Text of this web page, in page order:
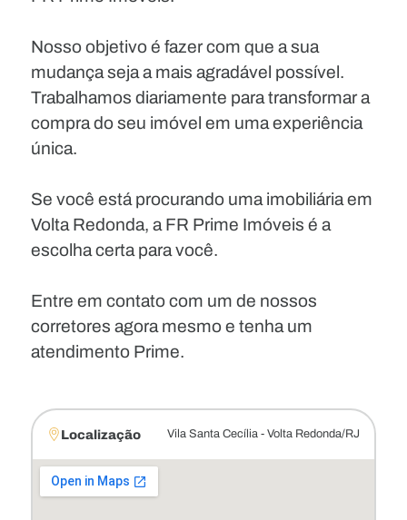
Nosso objetivo é fazer com que a sua
mudança seja a mais agradável possível.
Trabalhamos diariamente para transformar a
compra do seu imóvel em uma experiência
única.
Se você está procurando uma imobiliária em
Volta Redonda, a FR Prime Imóveis é a
escolha certa para você.
Entre em contato com um de nossos
corretores agora mesmo e tenha um
atendimento Prime.
Localização Vila Santa Cecília - Volta Redonda/RJ